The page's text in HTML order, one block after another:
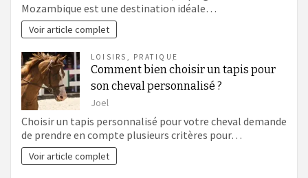
Mozambique est une destination idéale…
Voir article complet
LOISIRS , PRATIQUE
Comment bien choisir un tapis pour
son cheval personnalisé ?
Joel
Choisir un tapis personnalisé pour votre cheval demande
de prendre en compte plusieurs critères pour…
Voir article complet